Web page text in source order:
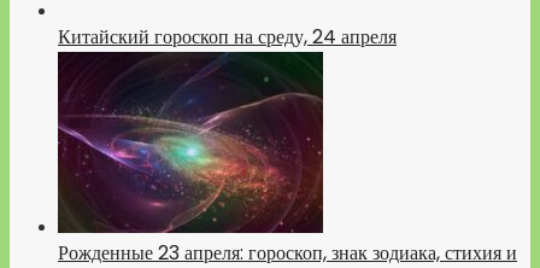
Китайский гороскоп на среду, 24 апреля
Рожденные 23 апреля: гороскоп, знак зодиака, стихия и